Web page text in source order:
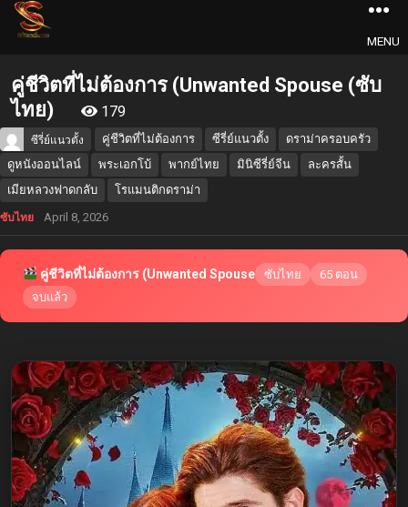
MENU
คู่ชีวิตที่ไม่ต้องการ (Unwanted Spouse (ซับ
ไทย)
179
ซีรี่ย์แนวตั้ง คู่ชีวิตที่ไม่ต้องการ ซีรี่ย์แนวตั้ง
ดราม่าครอบครัว
ดูหนังออนไลน์
พระเอกโบ้ พากย์ไทย มินิซีรี่ย์จีน
ละครสั้น
เมียหลวงฟาดกลับ
โรแมนติกดราม่า
ซับไทย April 8, 2026
คู่ชีวิตที่ไม่ต้องการ (Unwanted Spouse ซับไทย
65 ตอน
จบแล้ว